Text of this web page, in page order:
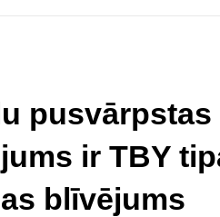
pusvārpstas
ir TBY
blīvējums